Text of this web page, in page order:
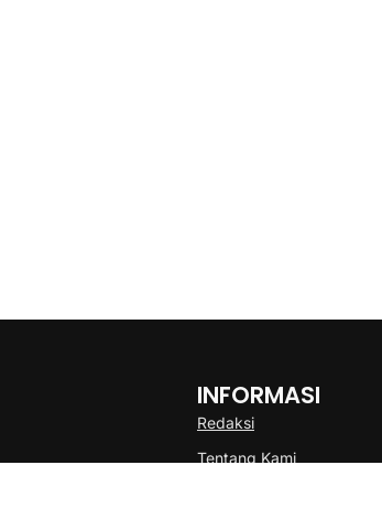
INFORMASI
Redaksi
Tentang Kami